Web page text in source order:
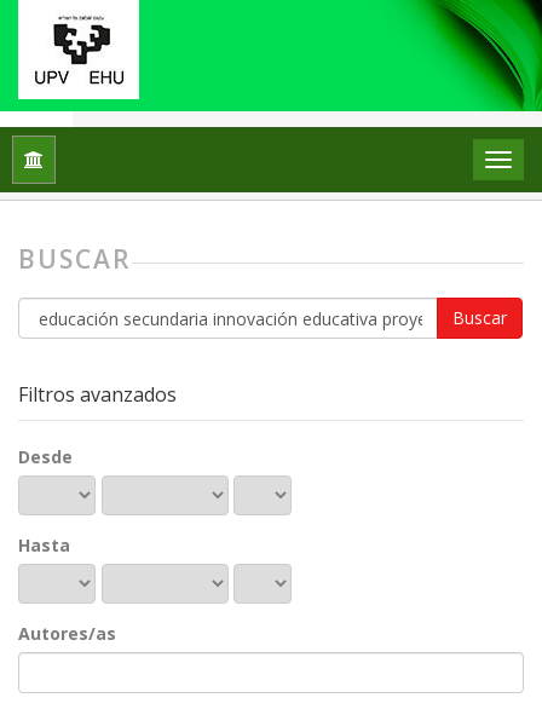
Inicio
BUSCAR
Buscar
artículos
Filtros avanzados
Desde
Hasta
Autores/as